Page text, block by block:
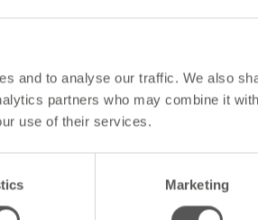
and to analyse our traffic. We also
partners who may combine it with
use of their services.
Marketing